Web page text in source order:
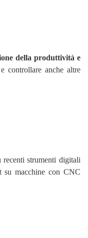
della produttività e
controllare anche altre
recenti strumenti digitali
su macchine con CNC